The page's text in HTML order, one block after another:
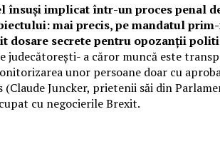
implicat într-un proces penal
mai precis, pe mandatul
dosare secrete pentru opozanții
a căror muncă este
unor persoane doar cu
Juncker, prietenii săi din
cu negocierile Brexit.